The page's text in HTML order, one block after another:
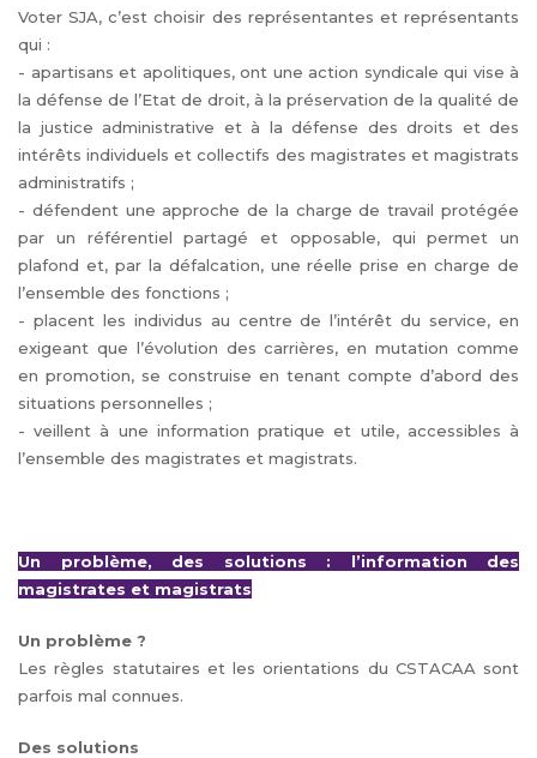
Voter SJA, c’est choisir des représentantes et représentants
qui :
- apartisans et apolitiques, ont une action syndicale qui vise à
la défense de l’Etat de droit, à la préservation de la qualité de
la justice administrative et à la défense des droits et des
intérêts individuels et collectifs des magistrates et magistrats
administratifs ;
- défendent une approche de la charge de travail protégée
par un référentiel partagé et opposable, qui permet un
plafond et, par la défalcation, une réelle prise en charge de
l’ensemble des fonctions ;
- placent les individus au centre de l’intérêt du service, en
exigeant que l’évolution des carrières, en mutation comme
en promotion, se construise en tenant compte d’abord des
situations personnelles ;
- veillent à une information pratique et utile, accessibles à
l’ensemble des magistrates et magistrats.
Un problème, des solutions : l’information des
magistrates et magistrats
Un problème ?
Les règles statutaires et les orientations du CSTACAA sont
parfois mal connues.
Des solutions